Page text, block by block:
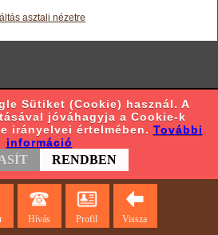
asztali nézetre
Hívás Profil Vissza
Sütiket (Cookie) használ. A
jóváhagyja a Cookie-k
irányelvei értelmében. További
információ
RENDBEN